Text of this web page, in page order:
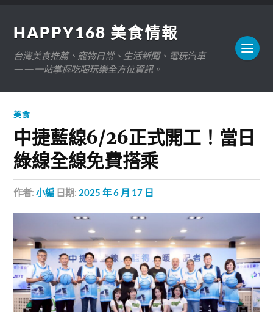
HAPPY168 美食情報
台灣美食推薦、寵物日常、生活新聞、電玩汽車
——一站掌握吃喝玩樂全方位資訊。
美食
中捷藍線6/26正式開工！當日
綠線全線免費搭乘
作者:小編 日期: 2025 年 6 月 17 日